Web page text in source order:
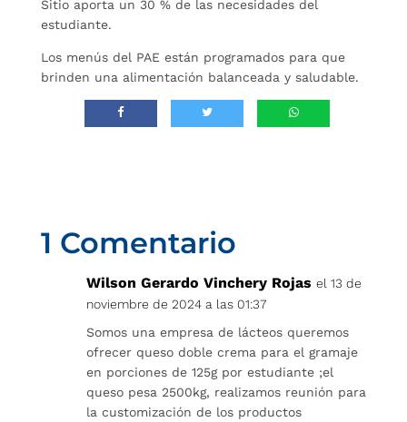
Sitio aporta un 30 % de las necesidades del
estudiante.
Los menús del PAE están programados para que
brinden una alimentación balanceada y saludable.
1 Comentario
Wilson Gerardo Vinchery Rojas el 13 de
noviembre de 2024 a las 01:37
Somos una empresa de lácteos queremos
ofrecer queso doble crema para el gramaje
en porciones de 125g por estudiante ;el
queso pesa 2500kg, realizamos reunión para
la customización de los productos